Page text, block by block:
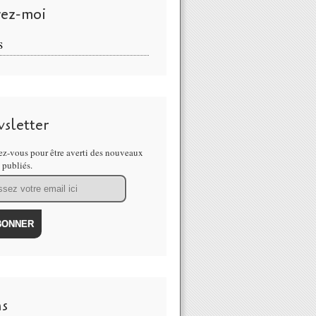
moi
vous pour être averti des nouveaux